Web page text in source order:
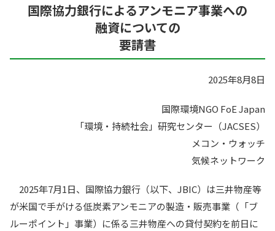
国際協力銀行によるアンモニア事業への
融資についての
要請書
2025年8月8日
国際環境NGO FoE Japan
「環境・持続社会」研究センター（JACSES）
メコン・ウォッチ
気候ネットワーク
2025年7月1日、国際協力銀行（以下、JBIC）は三井物産等
が米国で手がける低炭素アンモニアの製造・販売事業（「ブ
ルーポイント」事業）に係る三井物産への貸付契約を前日に